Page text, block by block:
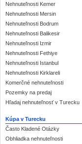
Nehnuteľnosti Kemer
Nehnuteľnosti Mersin
Nehnuteľnosti Bodrum
Nehnuteľnosti Balikesir
Nehnuteľnosti Izmir
Nehnuteľnosti Fethiye
Nehnuteľnosti Istanbul
Nehnuteľnosti Kirklareli
Komerčné nehnuteľnosti
Pozemky na predaj
Hľadaj nehnuteľnosť v Turecku
Kúpa v Turecku
Často Kladené Otázky
Obhliadka nehnuteľnosti